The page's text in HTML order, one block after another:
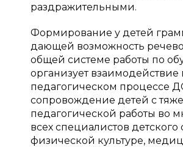
раздражительными.
Формирование у детей
дающей возможность
общей системе работы по
организует
педагогическом процессе
сопровождение детей с
педагогической работы во
всех специалистов
физической культуре,